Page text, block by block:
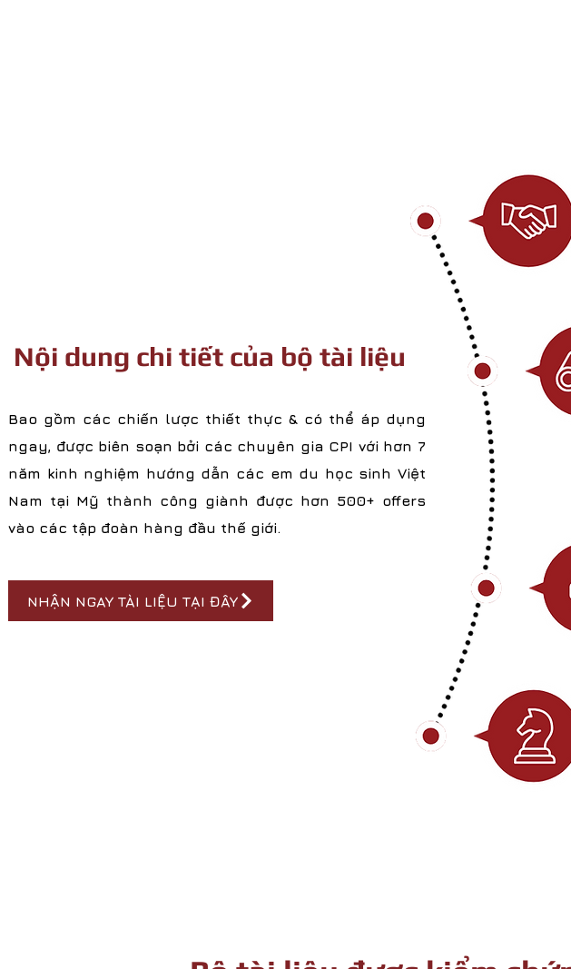
Nội dung chi tiết của bộ tài liệu
Bao gồm các chiến lược thiết thực & có thể áp dụng
ngay, được biên soạn bởi các chuyên gia CPI với hơn 7
năm kinh nghiệm hướng dẫn các em du học sinh Việt
Nam tại Mỹ thành công giành được hơn 500+ offers
vào các tập đoàn hàng đầu thế giới.
NHẬN NGAY TÀI LIỆU TẠI ĐÂY